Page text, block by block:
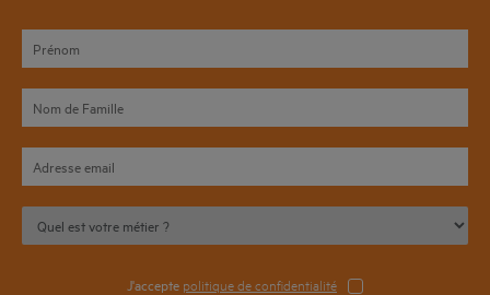
J'accepte politique de confidentialité